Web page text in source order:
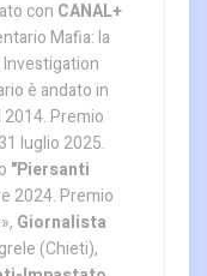
con CANAL+
Mafia: la
è andato in
2014. Premio
luglio 2025.
"Piersanti
2024. Premio
Giornalista
(Chieti),